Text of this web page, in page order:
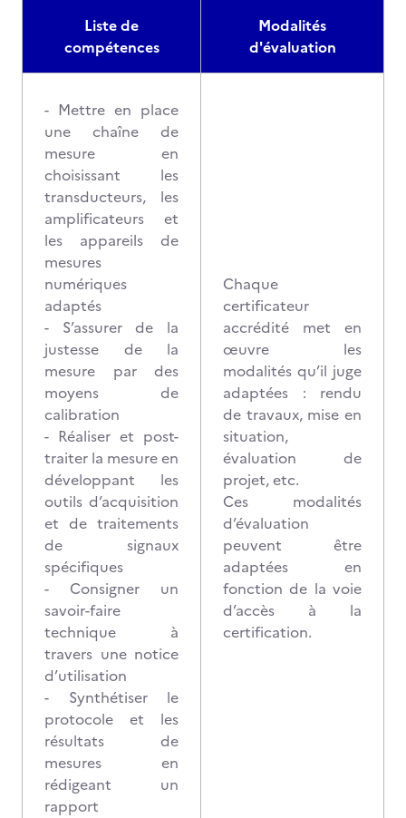
Liste de
compétences
Modalités
d'évaluation
- Mettre en place
une chaîne de
mesure en
choisissant les
transducteurs, les
amplificateurs et
les appareils de
mesures
numériques
adaptés
- S’assurer de la
justesse de la
mesure par des
moyens de
calibration
- Réaliser et post-
traiter la mesure en
développant les
outils d’acquisition
et de traitements
de signaux
spécifiques
- Consigner un
savoir-faire
technique à
travers une notice
d’utilisation
- Synthétiser le
protocole et les
résultats de
mesures en
rédigeant un
rapport
Chaque
certificateur
accrédité met en
œuvre les
modalités qu’il juge
adaptées : rendu
de travaux, mise en
situation,
évaluation de
projet, etc.
Ces modalités
d’évaluation
peuvent être
adaptées en
fonction de la voie
d’accès à la
certification.